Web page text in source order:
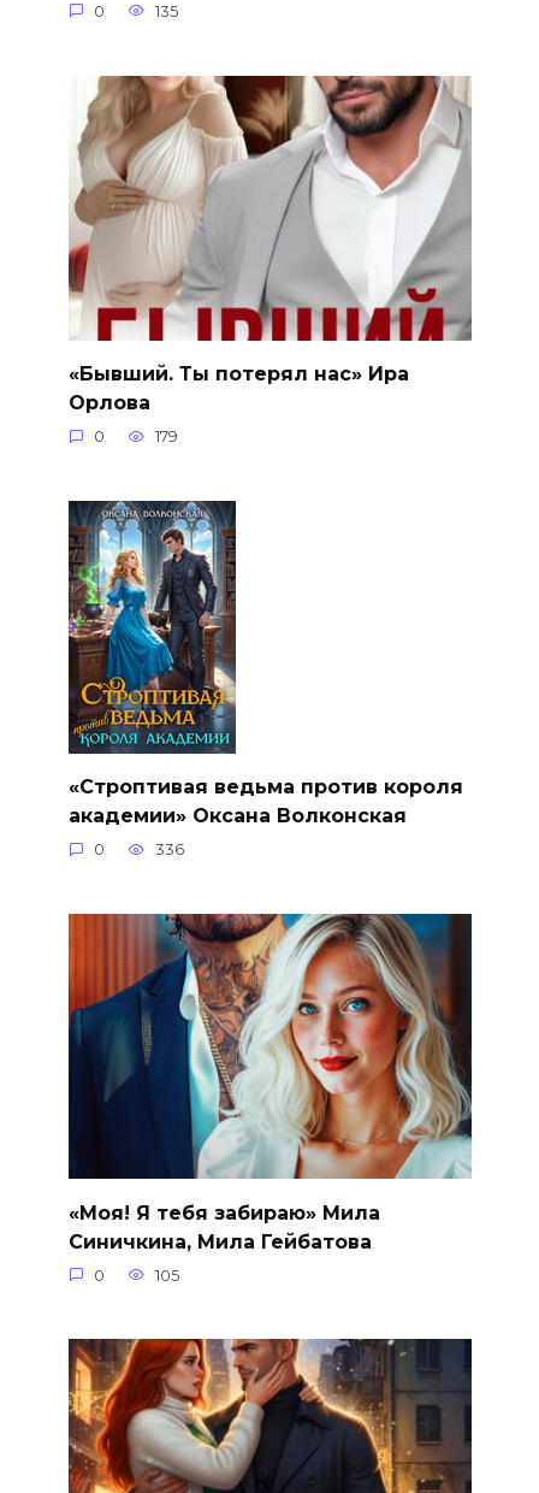
0 135
«Бывший. Ты потерял нас» Ира
Орлова
0 179
«Строптивая ведьма против короля
академии» Оксана Волконская
0 336
«Моя! Я тебя забираю» Мила
Синичкина, Мила Гейбатова
0 105